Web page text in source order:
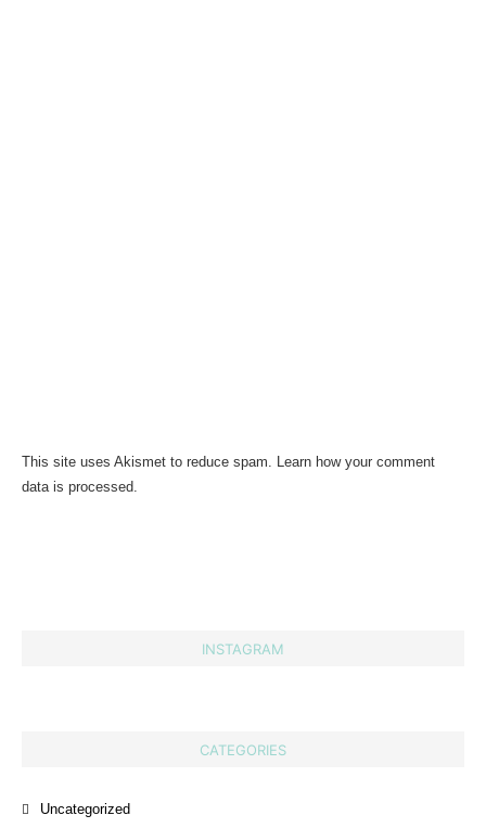
This site uses Akismet to reduce spam. Learn how your comment
data is processed.
INSTAGRAM
CATEGORIES
Uncategorized